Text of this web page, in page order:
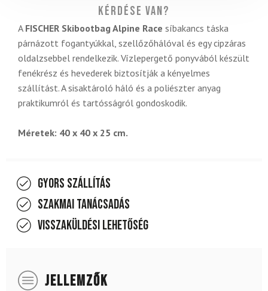
Kérdése van?
A FISCHER Skibootbag Alpine Race síbakancs táska
párnázott fogantyúkkal, szellőzőhálóval és egy cipzáras
oldalzsebbel rendelkezik. Vízlepergető ponyvából készült
fenékrész és hevederek biztosítják a kényelmes
szállítást. A sisaktároló háló és a poliészter anyag
praktikumról és tartósságról gondoskodik.
Méretek: 40 x 40 x 25 cm.
Gyors szállítás
Szakmai tanácsadás
Visszaküldési lehetőség
JELLEMZŐK